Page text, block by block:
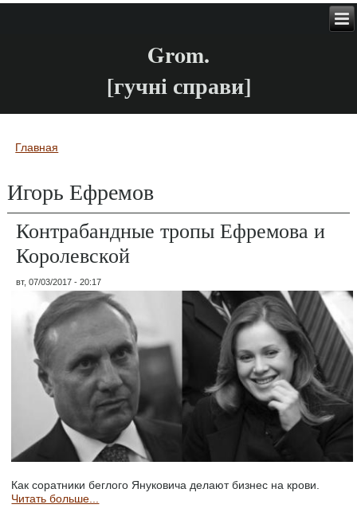
Grom.
[гучні справи]
Вы здесь
Главная
Игорь Ефремов
Контрабандные тропы Ефремова и
Королевской
вт, 07/03/2017 - 20:17
Как соратники беглого Януковича делают бизнес на крови.
Читать больше...